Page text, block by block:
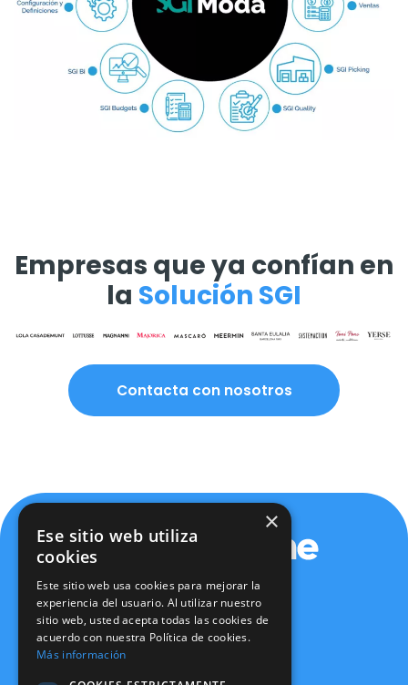
Empresas que ya confían en
la Solución SGI
Contacta con nosotros
Política de privacidad
Política de seguridad
×
Ese sitio web utiliza
cookies
Este sitio web usa cookies para mejorar la
experiencia del usuario. Al utilizar nuestro
sitio web, usted acepta todas las cookies de
acuerdo con nuestra Política de cookies.
Más información